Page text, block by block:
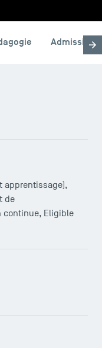
Admission
apprentissage),
de
continue, Eligible